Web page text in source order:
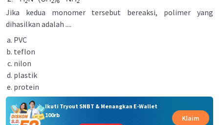
Jika kedua monomer tersebut bereaksi, polimer yang
dihasilkan adalah ....
PVC
teflon
nilon
plastik
protein
Ikuti Tryout SNBT & Menangkan E-Wallet
100rb
Klaim